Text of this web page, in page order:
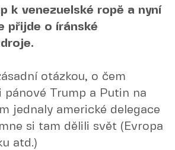
k venezuelské ropě a nyní
přijde o íránské
otázkou, o čem
pánové Trump a Putin na
jednaly americké delegace
si tam dělili svět (Evropa
atd.)